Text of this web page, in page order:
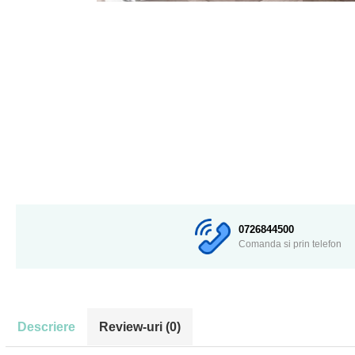
0726844500
Comanda si prin telefon
Descriere Review-uri (0)